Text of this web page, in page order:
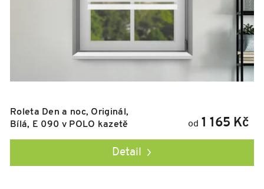
Roleta Den a noc, Originál,
Bílá, E 090 v POLO kazetě
od 1 165 Kč
Detail